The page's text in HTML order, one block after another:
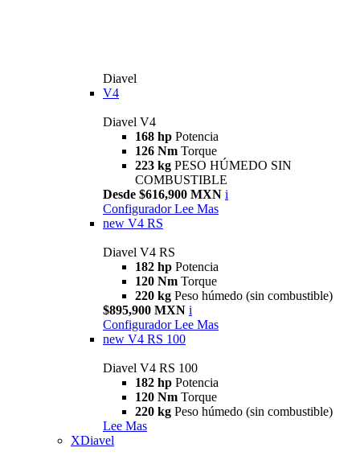
Diavel
V4
Diavel V4
168 hp Potencia
126 Nm Torque
223 kg PESO HÚMEDO SIN
COMBUSTIBLE
Desde $616,900 MXN i
Configurador Lee Mas
new V4 RS
Diavel V4 RS
182 hp Potencia
120 Nm Torque
220 kg Peso húmedo (sin combustible)
$895,900 MXN i
Configurador Lee Mas
new V4 RS 100
Diavel V4 RS 100
182 hp Potencia
120 Nm Torque
220 kg Peso húmedo (sin combustible)
Lee Mas
XDiavel